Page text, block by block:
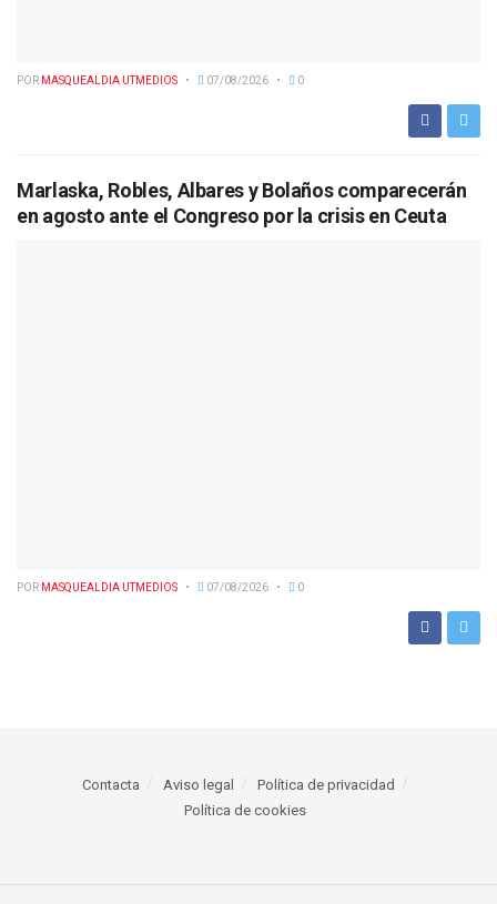
POR MASQUEALDIA UTMEDIOS 07/08/2026 0
Marlaska, Robles, Albares y Bolaños comparecerán
en agosto ante el Congreso por la crisis en Ceuta
POR MASQUEALDIA UTMEDIOS 07/08/2026 0
Contacta Aviso legal
Política de privacidad
Política de cookies